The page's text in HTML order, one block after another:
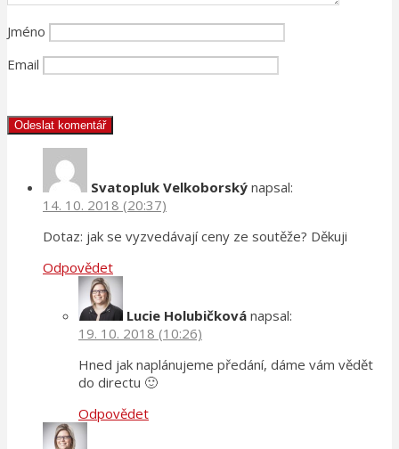
Jméno
Email
Svatopluk Velkoborský napsal:
14. 10. 2018 (20:37)
Dotaz: jak se vyzvedávají ceny ze soutěže? Děkuji
Odpovědet
Lucie Holubičková napsal:
19. 10. 2018 (10:26)
Hned jak naplánujeme předání, dáme vám vědět
do directu 🙂
Odpovědet